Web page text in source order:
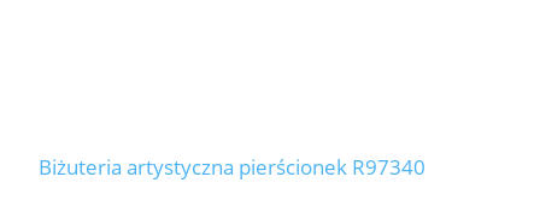
Biżuteria artystyczna pierścionek R97340